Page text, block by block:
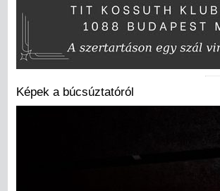
Képek a búcsúztatóról